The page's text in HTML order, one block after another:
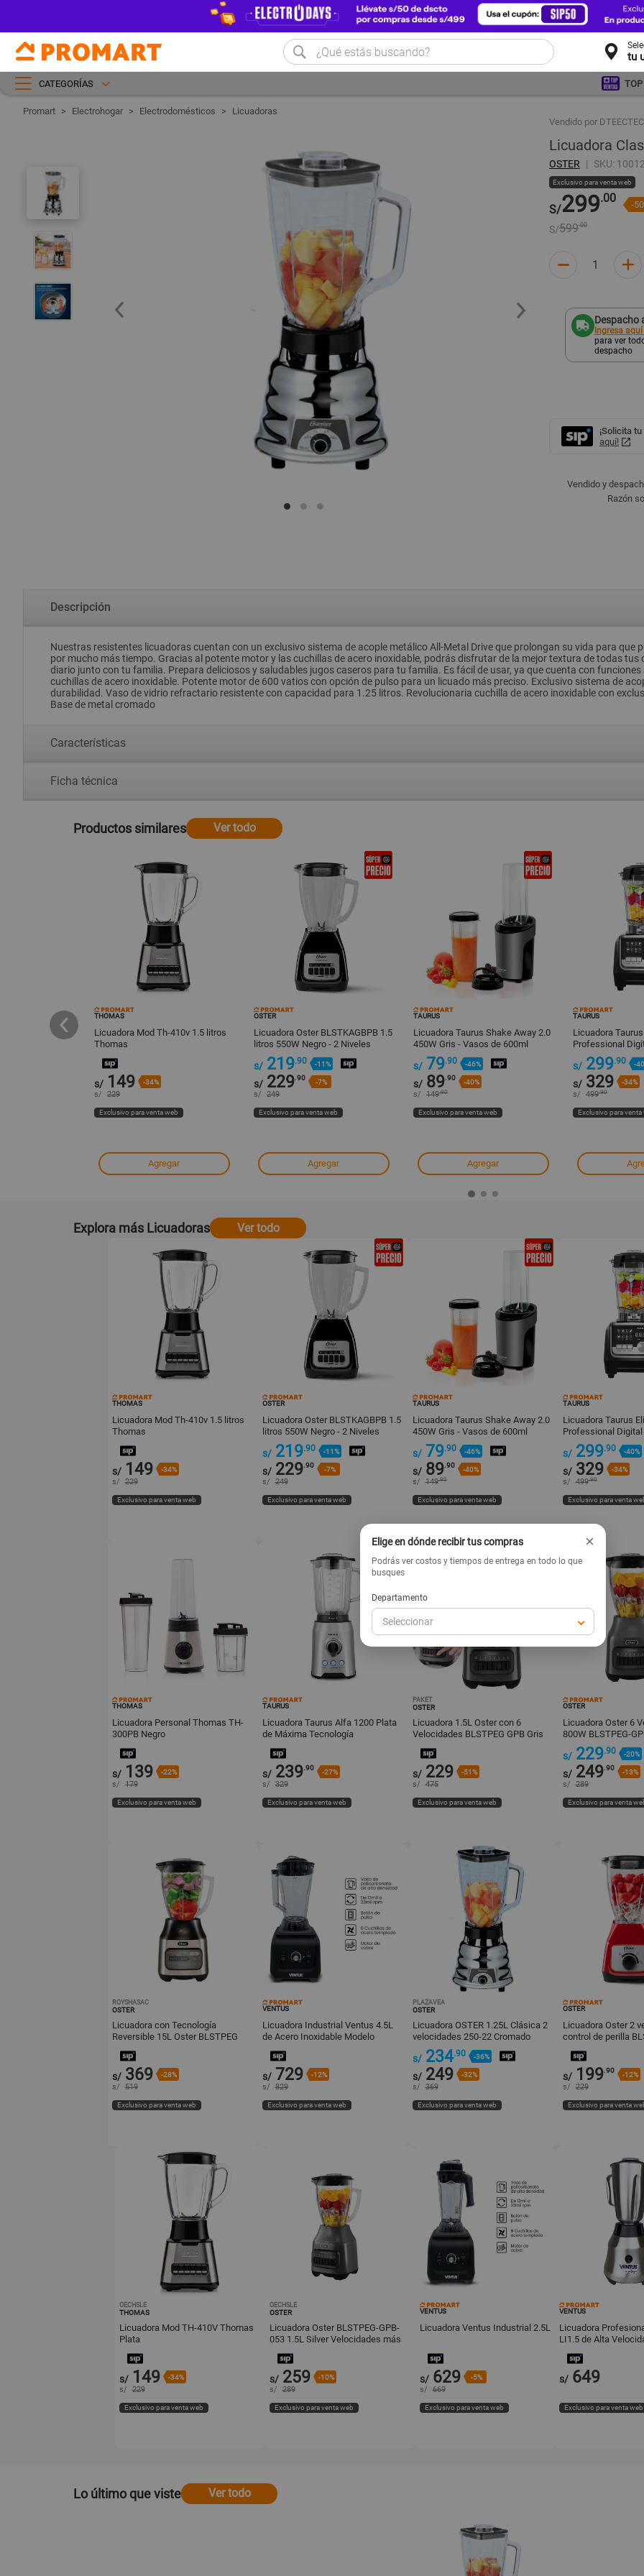
tu
CATEGORÍAS TOP
Electrohogar Electrodomésticos
Licuadoras
Vendido por
Licuadora
OSTER SKU:
Exclusivo para venta web
S/299.00 -
S/599.00
Despacho
Ingresa
para ver
despacho
¡Solicita
aquí!
Vendido y
Razón
Descripción
Nuestras resistentes licuadoras cuentan con un exclusivo sistema de acople metálico All-Metal Drive que prolongan su vida para que
por mucho más tiempo. Gracias al potente motor y las cuchillas de acero inoxidable, podrás disfrutar de la mejor textura de todas
diario junto con tu familia. Prepara deliciosos y saludables jugos caseros para tu familia. Es fácil de usar, ya que cuenta con
cuchillas de acero inoxidable. Potente motor de 600 vatios con opción de pulso para un licuado más preciso. Exclusivo sistema de
durabilidad. Vaso de vidrio refractario resistente con capacidad para 1.25 litros. Revolucionaria cuchilla de acero inoxidable con
Base de metal cromado
Características
Ficha técnica
Productos similares Ver todo
250W
THOMAS
Licuadora Mod Th-410v 1.5 litros
Thomas
s/ 149 -34%
s/ 229
Exclusivo para venta web
Agregar
OSTER
Licuadora Oster BLSTKAGBPB 1.5
litros 550W Negro - 2 Niveles
s/ 219.90 -11%
s/ 229.90
-7%
s/ 249
Exclusivo para venta web
Agregar
TAURUS
Licuadora Taurus Shake Away 2.0
450W Gris - Vasos de 600ml
s/ 79.90 -46%
s/ 89.90
-40%
s/ 149.90
Exclusivo para venta web
Agregar
TAURUS
Licuadora
Professional
s/ 299.90 -
s/ 329 -34%
s/ 499.90
Exclusivo para venta
Explora más Licuadoras Ver todo
THOMAS
Licuadora Mod Th-410v 1.5 litros
Thomas
s/ 149 -34%
s/ 229
Exclusivo para venta web
OSTER
Licuadora Oster BLSTKAGBPB 1.5
litros 550W Negro - 2 Niveles
s/ 219.90 -11%
s/ 229.90
-7%
s/ 249
Exclusivo para venta web
TAURUS
Licuadora Taurus Shake Away 2.0
450W Gris - Vasos de 600ml
s/ 79.90 -46%
s/ 89.90
-40%
s/ 149.90
Exclusivo para venta web
TAURUS
Licuadora Taurus
Professional
s/ 299.90 -40%
s/ 329 -34%
s/ 499.90
Exclusivo para venta
THOMAS
Licuadora Personal Thomas TH-
300PB Negro
s/ 139 -22%
s/ 179
Exclusivo para venta web
TAURUS
Licuadora Taurus Alfa 1200 Plata
de Máxima Tecnología
s/ 239.90
-27%
s/ 329
Exclusivo para venta web
PAKET
OSTER
Licuadora 1.5L Oster con 6
Velocidades BLSTPEG GPB Gris
s/ 229 -51%
s/ 475
Exclusivo para venta web
OSTER
Licuadora Oster 6
800W BLSTPEG-
s/ 229.90 -20%
s/ 249.90
-13%
s/ 289
Exclusivo para venta
ROYSHASAC
OSTER
Licuadora con Tecnología
Reversible 15L Oster BLSTPEG
s/ 369 -28%
s/ 519
Exclusivo para venta web
VENTUS
Licuadora Industrial Ventus 4.5L
de Acero Inoxidable Modelo
s/ 729 -12%
s/ 829
Exclusivo para venta web
PLAZAVEA
OSTER
Licuadora OSTER 1.25L Clásica 2
velocidades 250-22 Cromado
s/ 234.90 -36%
s/ 249 -32%
s/ 369
Exclusivo para venta web
OSTER
Licuadora Oster 2
control de perilla
s/ 199.90
-12%
s/ 229
Exclusivo para venta
OECHSLE
THOMAS
Licuadora Mod TH-410V Thomas
Plata
s/ 149 -34%
s/ 229
Exclusivo para venta web
OECHSLE
OSTER
Licuadora Oster BLSTPEG-GPB-
053 1.5L Silver Velocidades más
s/ 259 -10%
s/ 289
Exclusivo para venta web
VENTUS
Licuadora Ventus Industrial 2.5L
s/ 629 -5%
s/ 669
Exclusivo para venta web
VENTUS
Licuadora
LI1.5 de Alta
s/ 649
Exclusivo para venta web
Lo último que viste Ver todo
Elige en dónde recibir tus compras ×
Podrás ver costos y tiempos de entrega en todo lo que
busques
Departamento
Seleccionar